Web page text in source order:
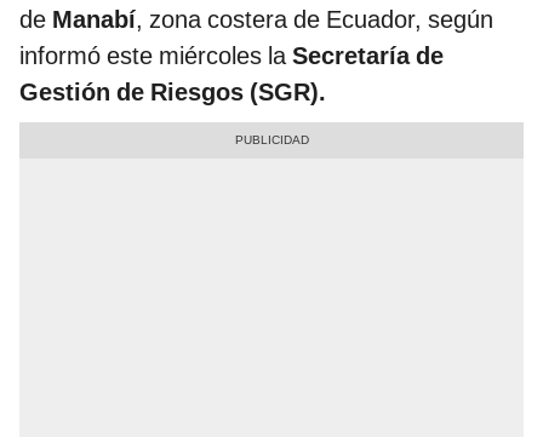
de Manabí, zona costera de Ecuador, según
informó este miércoles laSecretaría de
Gestión de Riesgos (SGR).